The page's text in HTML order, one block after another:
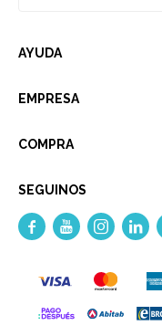
AYUDA
EMPRESA
COMPRA
SEGUINOS
   